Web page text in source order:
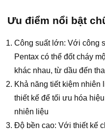
Ưu điểm nổi bật
Công suất lớn: Với công
Pentax có thể đốt cháy
khác nhau, từ dầu đến
Khả năng tiết kiệm
thiết kế để tối ưu hóa
nhiên liệu
Độ bền cao: Với thiết kế